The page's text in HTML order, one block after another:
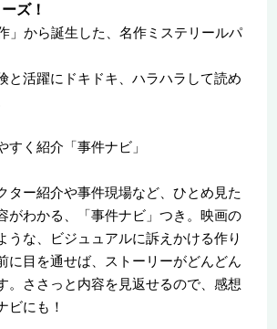
ズ！
」から誕生した、名作ミステリールパ
と活躍にドキドキ、ハラハラして読め
く紹介「事件ナビ」
ター紹介や事件現場など、ひとめ見た
がわかる、「事件ナビ」つき。映画の
うな、ビジュュアルに訴えかける作り
に目を通せば、ストーリーがどんどん
。ささっと内容を見返せるので、感想
ビにも！